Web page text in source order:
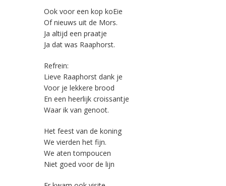
Ook voor een kop koEie
Of nieuws uit de Mors.
Ja altijd een praatje
Ja dat was Raaphorst.
Refrein:
Lieve Raaphorst dank je
Voor je lekkere brood
En een heerlijk croissantje
Waar ik van genoot.
Het feest van de koning
We vierden het fijn.
We aten tompoucen
Niet goed voor de lijn